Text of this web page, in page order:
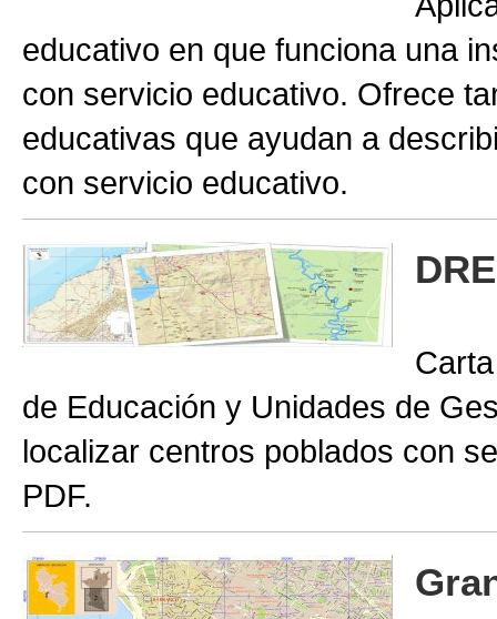
educativo en que funciona una
con servicio educativo. Ofrece
educativas que ayudan a
con servicio educativo.
de Educación y Unidades de
localizar centros poblados con
PDF.